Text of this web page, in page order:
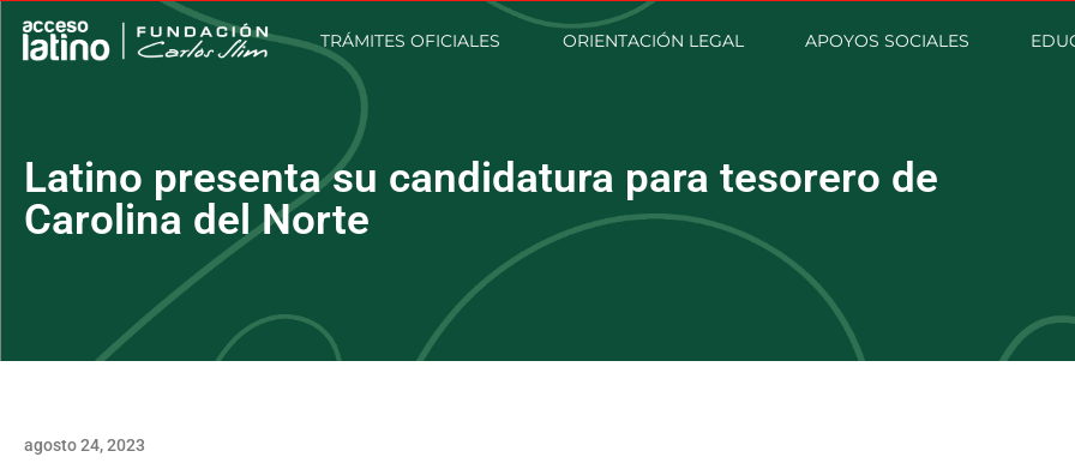
TRÁMITES OFICIALES ORIENTACIÓN LEGAL APOYOS SOCIALES
Latino presenta su candidatura para tesorero de
Carolina del Norte
agosto 24, 2023